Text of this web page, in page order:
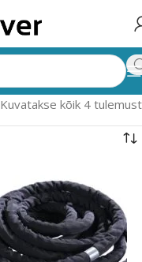
Kuvatakse kõik 4 tulemust